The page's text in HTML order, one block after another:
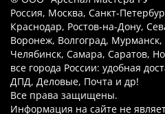
Россия, Москва, Санкт-
Краснодар, Ростов-на-Дону,
Воронеж, Волгоград,
Челябинск, Самара, Саратов,
все города России: удобная
ДПД, Деловые, Почта и др!
Все права защищены.
Информация на сайте не